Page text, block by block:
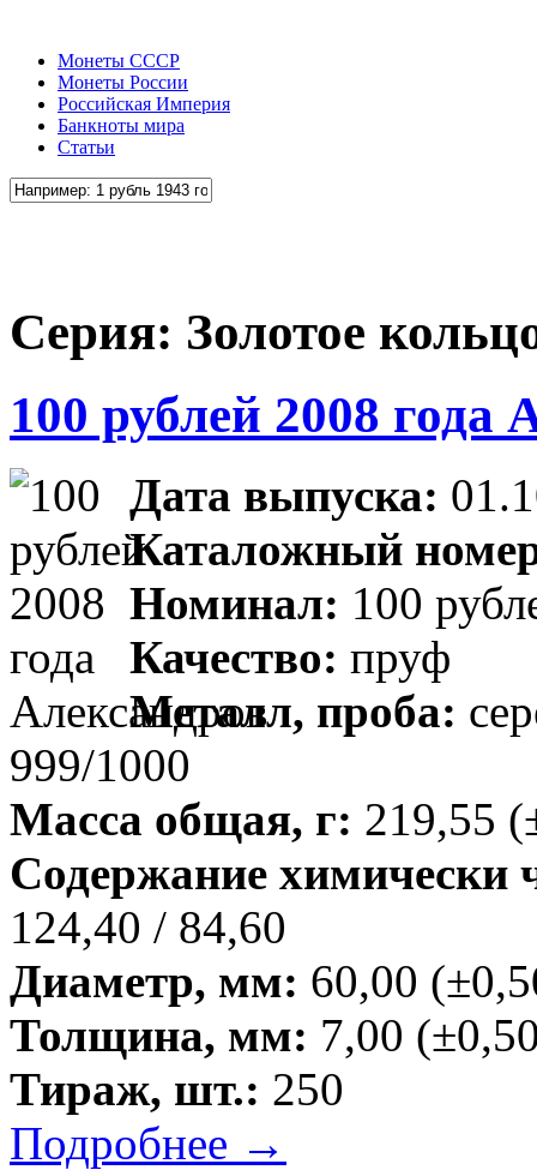
Монеты СССР
Монеты России
Российская Империя
Банкноты мира
Статьи
Cерия: Золотое
100 рублей 2008 года
Дата выпуска:
Каталожный
Номинал: 100
Качество: пруф
Металл, проба:
999/1000
Масса общая, г: 219,55
Содержание химически
124,40 / 84,60
Диаметр, мм: 60,00
Толщина, мм: 7,00
Тираж, шт.: 250
Подробнее →